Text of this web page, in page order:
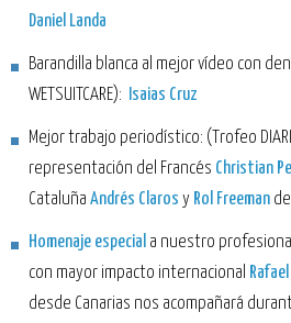
Daniel Landa
Barandilla blanca al mejor vídeo con
WETSUITCARE): Isaias Cruz
Mejor trabajo periodístico: (Trofeo
representación del Francés Christian
Cataluña Andrés Claros y Rol Freeman
Homenaje especial a nuestro
con mayor impacto internacional
desde Canarias nos acompañará